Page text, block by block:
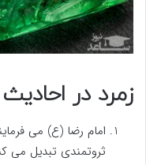
زمرد در احادیث
امام رضا (ع) می
ثروتمندی تبدیل می